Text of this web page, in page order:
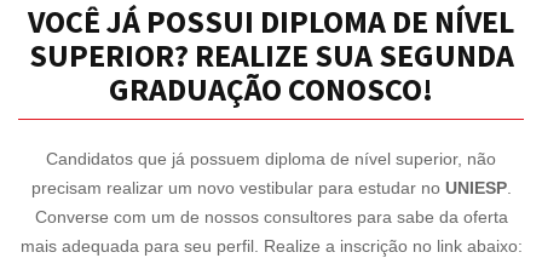
VOCÊ JÁ POSSUI DIPLOMA DE NÍVEL
SUPERIOR? REALIZE SUA SEGUNDA
GRADUAÇÃO CONOSCO!
Candidatos que já possuem diploma de nível superior, não
precisam realizar um novo vestibular para estudar no UNIESP.
Converse com um de nossos consultores para sabe da oferta
mais adequada para seu perfil. Realize a inscrição no link abaixo: